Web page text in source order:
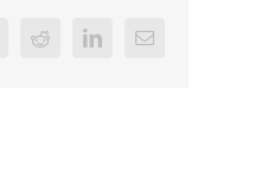
Reddit LinkedInEmail